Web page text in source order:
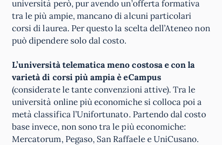
università però, pur avendo un’offerta formativa
tra le più ampie, mancano di alcuni particolari
corsi di laurea. Per questo la scelta dell’Ateneo non
può dipendere solo dal costo.
L’università telematica meno costosa e con la
varietà di corsi più ampia è eCampus
(considerate le tante convenzioni attive). Tra le
università online più economiche si colloca poi a
metà classifica l’Unifortunato. Partendo dal costo
base invece, non sono tra le più economiche:
Mercatorum, Pegaso, San Raffaele e UniCusano.